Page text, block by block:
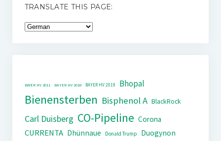
TRANSLATE THIS PAGE:
BAYER HV 2011 BAYER HV 2018 BAYER HV 2019 Bhopal
Bienensterben Bisphenol A BlackRock
Carl Duisberg CO-Pipeline Corona
CURRENTA Dhünnaue Donald Trump
Duogynon